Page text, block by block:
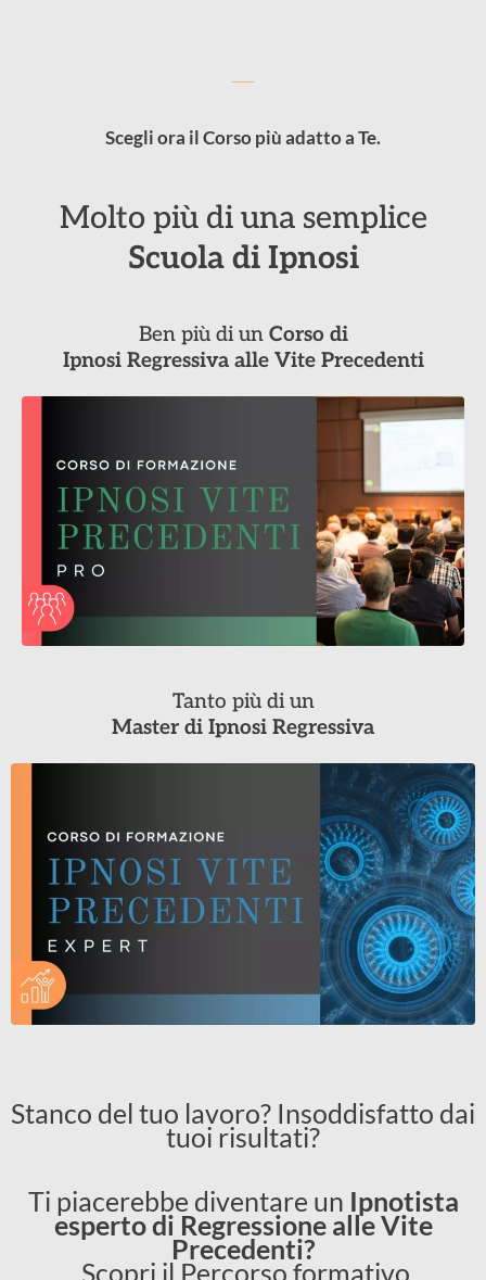
Scegli ora il Corso più adatto a Te.
Molto più di una semplice
Scuola di Ipnosi
Ben più di un Corso di
Ipnosi Regressiva alle Vite Precedenti
Tanto più di un
Master di Ipnosi Regressiva
Stanco del tuo lavoro? Insoddisfatto dai
tuoi risultati?
Ti piacerebbe diventare un Ipnotista
esperto di Regressione alle Vite
Precedenti?
Scopri il Percorso formativo